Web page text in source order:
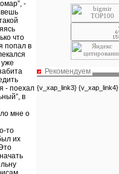
Рекомендуем
{v_xap_link3} {v_xap_link4}